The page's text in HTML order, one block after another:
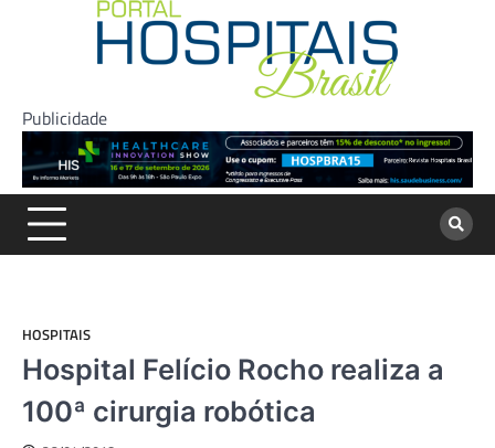
Publicidade
HOSPITAIS
Hospital Felício Rocho realiza a
100ª cirurgia robótica